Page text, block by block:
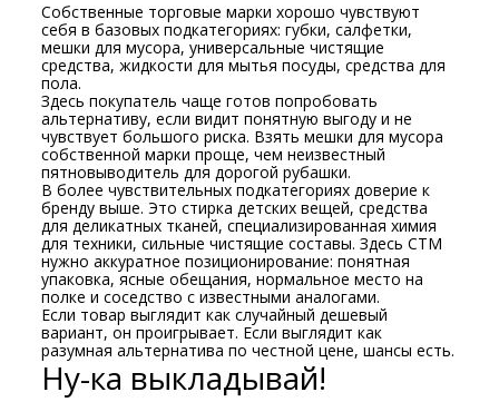
Собственные торговые марки хорошо чувствуют
себя в базовых подкатегориях: губки, салфетки,
мешки для мусора, универсальные чистящие
средства, жидкости для мытья посуды, средства для
пола.
Здесь покупатель чаще готов попробовать
альтернативу, если видит понятную выгоду и не
чувствует большого риска. Взять мешки для мусора
собственной марки проще, чем неизвестный
пятновыводитель для дорогой рубашки.
В более чувствительных подкатегориях доверие к
бренду выше. Это стирка детских вещей, средства
для деликатных тканей, специализированная химия
для техники, сильные чистящие составы. Здесь СТМ
нужно аккуратное позиционирование: понятная
упаковка, ясные обещания, нормальное место на
полке и соседство с известными аналогами.
Если товар выглядит как случайный дешевый
вариант, он проигрывает. Если выглядит как
разумная альтернатива по честной цене, шансы есть.
Ну-ка выкладывай!